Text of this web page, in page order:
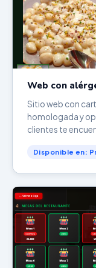
Web con
Sitio web con
homologada y
clientes te
Disponible en: